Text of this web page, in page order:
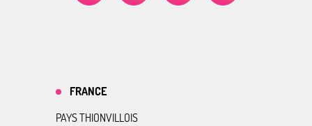
FRANCE
PAYS THIONVILLOIS